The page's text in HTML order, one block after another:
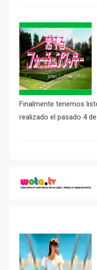
Finalmente tenemos
realizado el pasado 4